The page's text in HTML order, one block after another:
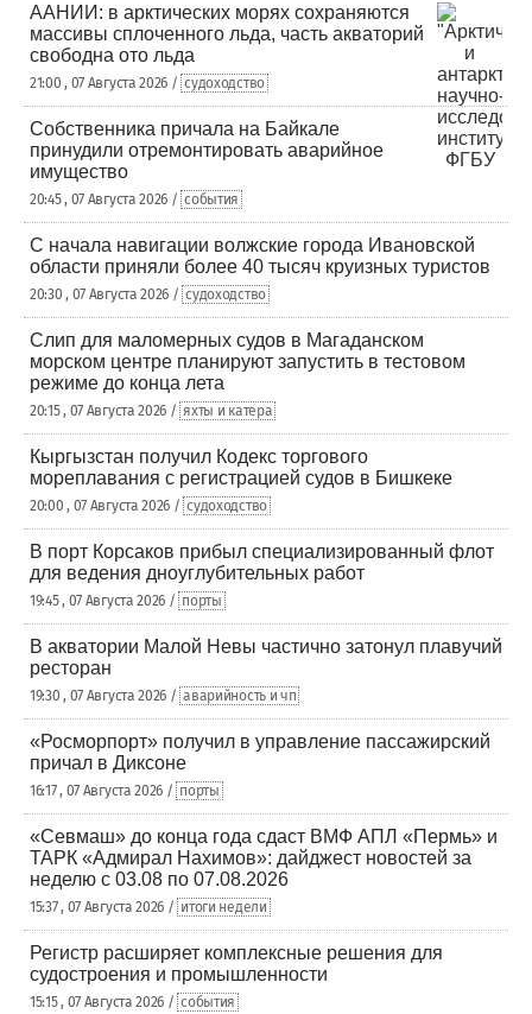
ААНИИ: в арктических морях сохраняются
массивы сплоченного льда, часть акваторий
свободна ото льда
21:00 , 07 Августа 2026 / судоходство
Собственника причала на Байкале
принудили отремонтировать аварийное
имущество
20:45 , 07 Августа 2026 / события
С начала навигации волжские города Ивановской
области приняли более 40 тысяч круизных туристов
20:30 , 07 Августа 2026 / судоходство
Слип для маломерных судов в Магаданском
морском центре планируют запустить в тестовом
режиме до конца лета
20:15 , 07 Августа 2026 / яхты и катера
Кыргызстан получил Кодекс торгового
мореплавания с регистрацией судов в Бишкеке
20:00 , 07 Августа 2026 / судоходство
В порт Корсаков прибыл специализированный флот
для ведения дноуглубительных работ
19:45 , 07 Августа 2026 / порты
В акватории Малой Невы частично затонул плавучий
ресторан
19:30 , 07 Августа 2026 / аварийность и чп
«Росморпорт» получил в управление пассажирский
причал в Диксоне
16:17 , 07 Августа 2026 / порты
«Севмаш» до конца года сдаст ВМФ АПЛ «Пермь» и
ТАРК «Адмирал Нахимов»: дайджест новостей за
неделю с 03.08 по 07.08.2026
15:37 , 07 Августа 2026 / итоги недели
Регистр расширяет комплексные решения для
судостроения и промышленности
15:15 , 07 Августа 2026 / события